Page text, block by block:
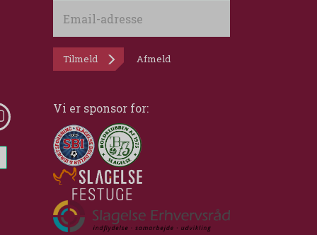
adresse
Tilmeld Afmeld
Vi er sponsor for: